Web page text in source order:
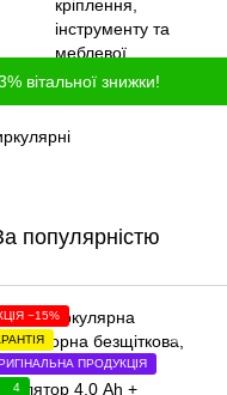
вітальної знижки!
популярністю
−15%
ПРОДУКЦІЯ
4